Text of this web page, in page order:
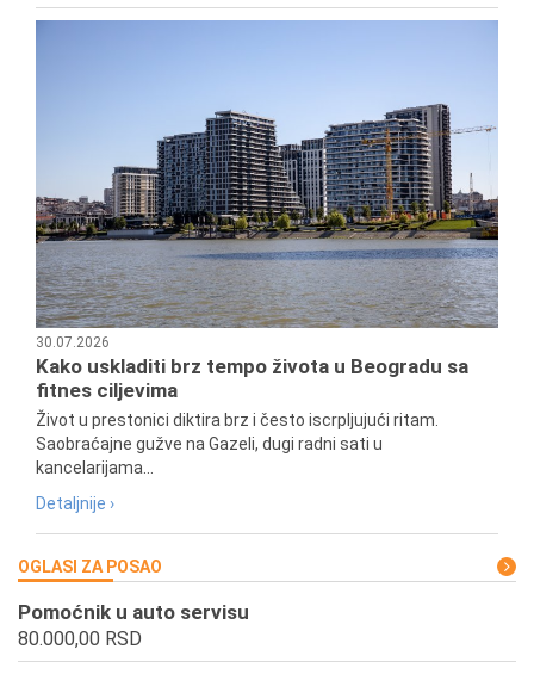
30.07.2026
Kako uskladiti brz tempo života u Beogradu sa
fitnes ciljevima
Život u prestonici diktira brz i često iscrpljujući ritam.
Saobraćajne gužve na Gazeli, dugi radni sati u
kancelarijama...
Detaljnije ›
OGLASI ZA POSAO
Pomoćnik u auto servisu
80.000,00 RSD